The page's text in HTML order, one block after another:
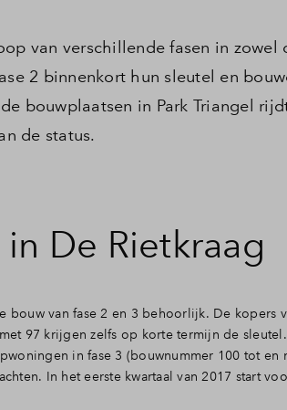
kopen
- doorverkoop of afkoop
van verschillende fasen in
2 binnenkort hun sleutel en
bouwplaatsen in Park Triangel
de status.
De Rietkraag
bouw van fase 2 en 3 behoorlijk. De kopers
97 krijgen zelfs op korte termijn de
in fase 3 (bouwnummer 100 tot en
In het eerste kwartaal van 2017 start